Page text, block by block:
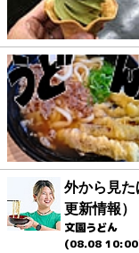
外から見た
更新情報）
文園うどん
(08.08